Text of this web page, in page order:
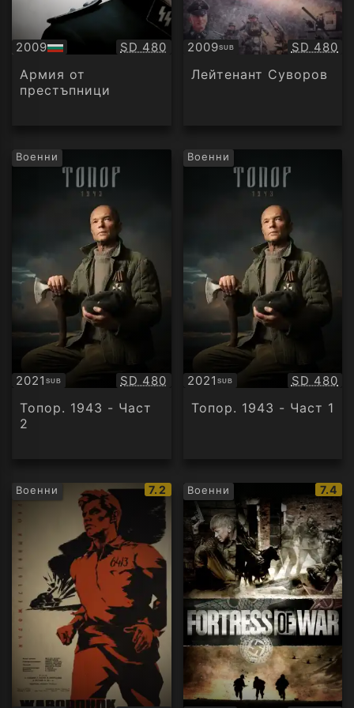
2009
БГ
аудио
Качество:
SD 480
Армия от
престъпници
2009SUB
Субтитри SD 480
Лейтенант Суворов
Военни
2021SUB
Субтитри Качество:
SD 480
Топор. 1943 - Част
2
Военни
2021 SUB
Субтитри SD 480
Топор. 1943 - Част 1
Военни
IMDb
рейтинг:
7.2 Военни
IMDb
7.4